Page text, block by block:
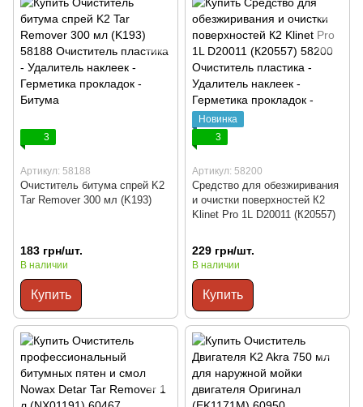
3
Артикул: 58188
Очиститель битума спрей K2
Tar Remover 300 мл (K193)
183 грн/шт.
В наличии
Купить
Новинка
3
Артикул: 58200
Средство для обезжиривания
и очистки поверхностей К2
Klinet Pro 1L D20011 (К20557)
229 грн/шт.
В наличии
Купить